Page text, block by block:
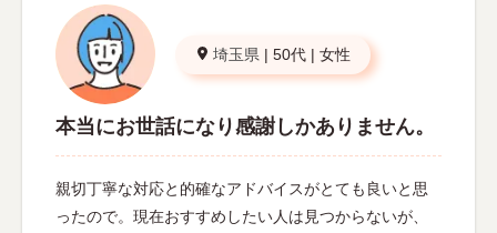
埼玉県 | 50代 | 女性
本当にお世話になり感謝しかありません。
親切丁寧な対応と的確なアドバイスがとても良いと思
ったので。現在おすすめしたい人は見つからないが、